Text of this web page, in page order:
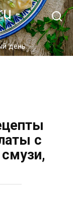
-
день
с